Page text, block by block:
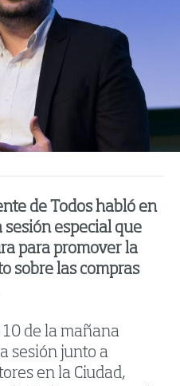
de Todos habló en
especial que
para promover la
sobre las compras
10 de la mañana
sesión junto a
en la Ciudad,